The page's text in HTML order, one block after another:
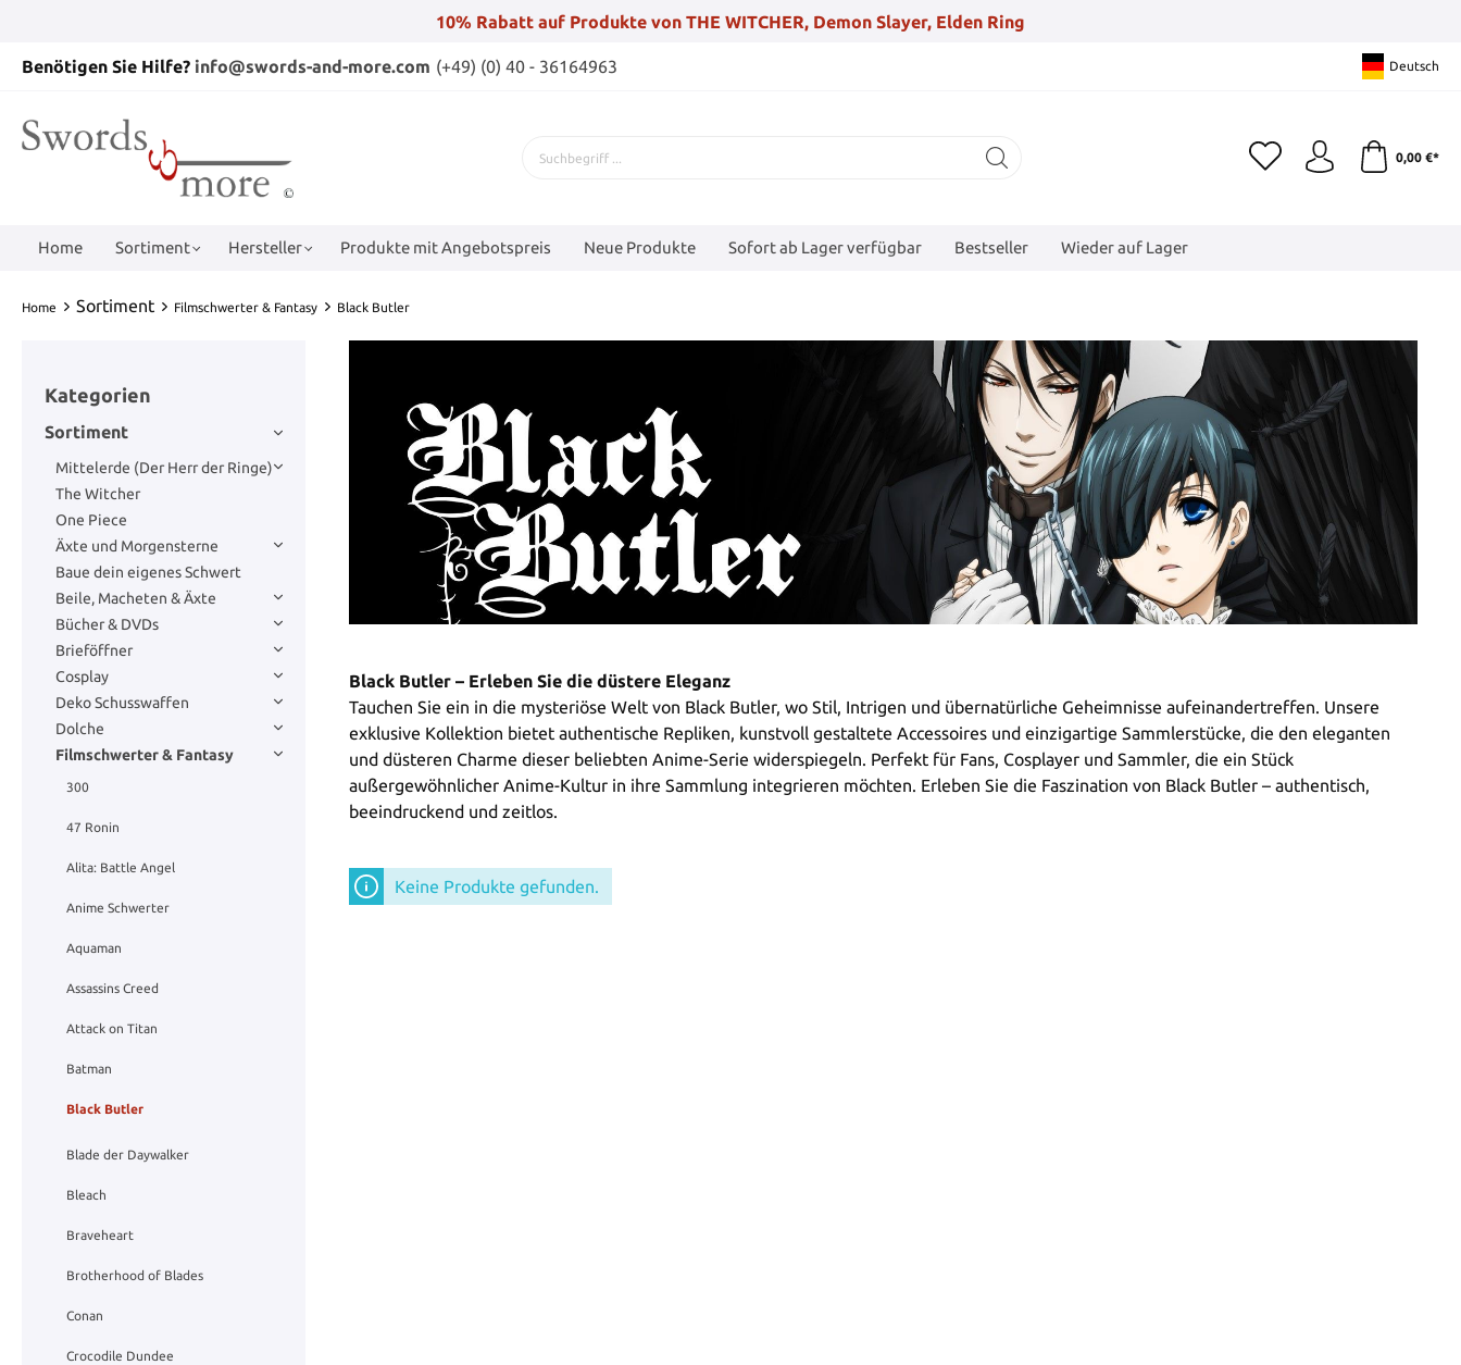
10% Rabatt auf Produkte von THE WITCHER, Demon Slayer, Elden Ring
Benötigen Sie Hilfe? info@swords-and-more.com (+49) (0) 40 - 36164963 Deutsch
0,00 €*
Home Sortiment Hersteller Produkte mit Angebotspreis Neue Produkte Sofort ab Lager verfügbar Bestseller Wieder auf Lager
Home Sortiment Filmschwerter & Fantasy Black Butler
Kategorien
Sortiment
Mittelerde (Der Herr der Ringe)
The Witcher
One Piece
Äxte und Morgensterne
Baue dein eigenes Schwert
Beile, Macheten & Äxte
Bücher & DVDs
Brieföffner
Cosplay
Deko Schusswaffen
Dolche
Filmschwerter & Fantasy
300
47 Ronin
Alita: Battle Angel
Anime Schwerter
Aquaman
Assassins Creed
Attack on Titan
Batman
Black Butler
Blade der Daywalker
Bleach
Braveheart
Brotherhood of Blades
Conan
Crocodile Dundee
Black Butler – Erleben Sie die düstere Eleganz
Tauchen Sie ein in die mysteriöse Welt von Black Butler, wo Stil, Intrigen und übernatürliche Geheimnisse aufeinandertreffen. Unsere
exklusive Kollektion bietet authentische Repliken, kunstvoll gestaltete Accessoires und einzigartige Sammlerstücke, die den eleganten
und düsteren Charme dieser beliebten Anime-Serie widerspiegeln. Perfekt für Fans, Cosplayer und Sammler, die ein Stück
außergewöhnlicher Anime-Kultur in ihre Sammlung integrieren möchten. Erleben Sie die Faszination von Black Butler – authentisch,
beeindruckend und zeitlos.
Keine Produkte gefunden.